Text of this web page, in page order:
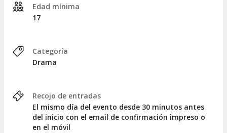
Edad mínima
17
Categoría
Drama
Recojo de entradas
El mismo día del evento desde 30 minutos antes
del inicio con el email de confirmación impreso o
en el móvil